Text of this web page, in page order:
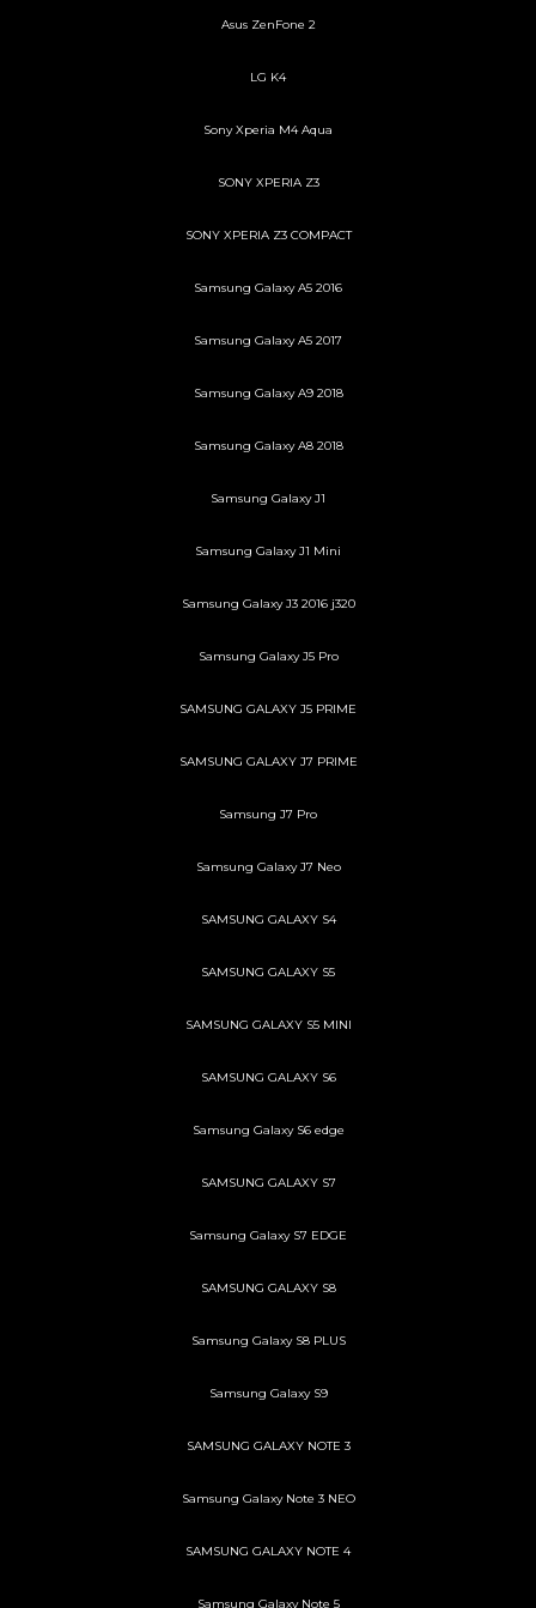
Asus ZenFone 2
LG K4
Sony Xperia M4 Aqua
SONY XPERIA Z3
SONY XPERIA Z3 COMPACT
Samsung Galaxy A5 2016
Samsung Galaxy A5 2017
Samsung Galaxy A9 2018
Samsung Galaxy A8 2018
Samsung Galaxy J1
Samsung Galaxy J1 Mini
Samsung Galaxy J3 2016 j320
Samsung Galaxy J5 Pro
SAMSUNG GALAXY J5 PRIME
SAMSUNG GALAXY J7 PRIME
Samsung J7 Pro
Samsung Galaxy J7 Neo
SAMSUNG GALAXY S4
SAMSUNG GALAXY S5
SAMSUNG GALAXY S5 MINI
SAMSUNG GALAXY S6
Samsung Galaxy S6 edge
SAMSUNG GALAXY S7
Samsung Galaxy S7 EDGE
SAMSUNG GALAXY S8
Samsung Galaxy S8 PLUS
Samsung Galaxy S9
SAMSUNG GALAXY NOTE 3
Samsung Galaxy Note 3 NEO
SAMSUNG GALAXY NOTE 4
Samsung Galaxy Note 5